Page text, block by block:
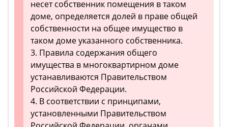
несет собственник помещения в таком
доме, определяется долей в праве общей
собственности на общее имущество в
таком доме указанного собственника.
3. Правила содержания общего
имущества в многоквартирном доме
устанавливаются Правительством
Российской Федерации.
4. В соответствии с принципами,
установленными Правительством